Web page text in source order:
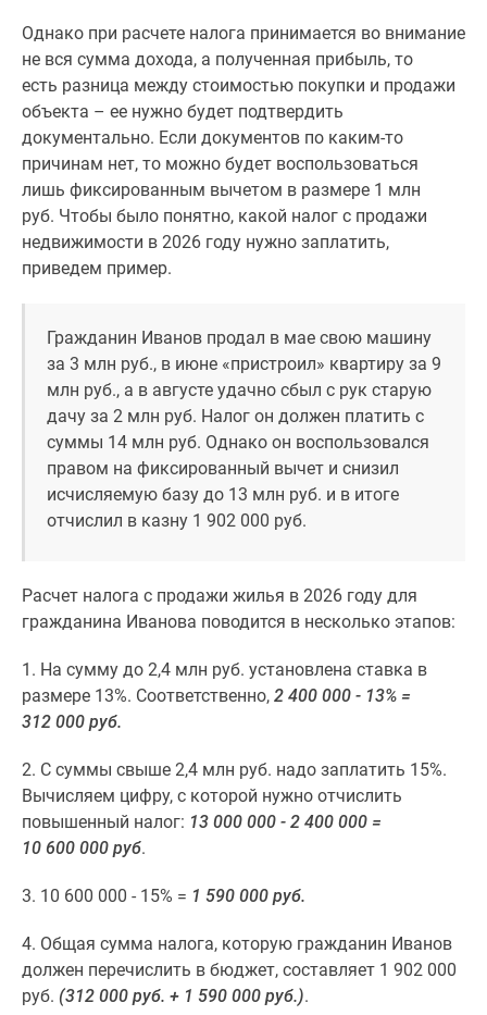
ипотека
Квартиры
скидками
41%
Видео
360°
новостроек
Субсидированная
Поиск
Москве
Программа
реновации
Москве
Новостройки
премиум-
Новостройки
бизнес-
класса
Рассрочка
ипотека
Дома
коттеджи
поселки
Новой
Москве
Готовые
Однако при расчете налога принимается во внимание
не вся сумма дохода, а полученная прибыль, то
есть разница между стоимостью покупки и продажи
объекта – ее нужно будет подтвердить
документально. Если документов по каким-то
причинам нет, то можно будет воспользоваться
лишь фиксированным вычетом в размере 1 млн
руб. Чтобы было понятно, какой налог с продажи
недвижимости в 2026 году нужно заплатить,
приведем пример.
Гражданин Иванов продал в мае свою машину
за 3 млн руб., в июне «пристроил» квартиру за 9
млн руб., а в августе удачно сбыл с рук старую
дачу за 2 млн руб. Налог он должен платить с
суммы 14 млн руб. Однако он воспользовался
правом на фиксированный вычет и снизил
исчисляемую базу до 13 млн руб. и в итоге
отчислил в казну 1 902 000 руб.
Расчет налога с продажи жилья в 2026 году для
гражданина Иванова поводится в несколько этапов:
1. На сумму до 2,4 млн руб. установлена ставка в
размере 13%. Соответственно, 2 400 000 - 13% =
312 000 руб.
2. С суммы свыше 2,4 млн руб. надо заплатить 15%.
Вычисляем цифру, с которой нужно отчислить
повышенный налог: 13 000 000 - 2 400 000 =
10 600 000 руб.
3. 10 600 000 - 15% = 1 590 000 руб.
4. Общая сумма налога, которую гражданин Иванов
должен перечислить в бюджет, составляет 1 902 000
руб. (312 000 руб. + 1 590 000 руб.).